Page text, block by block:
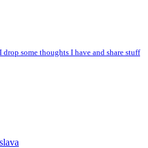
some thoughts I have and share stuff